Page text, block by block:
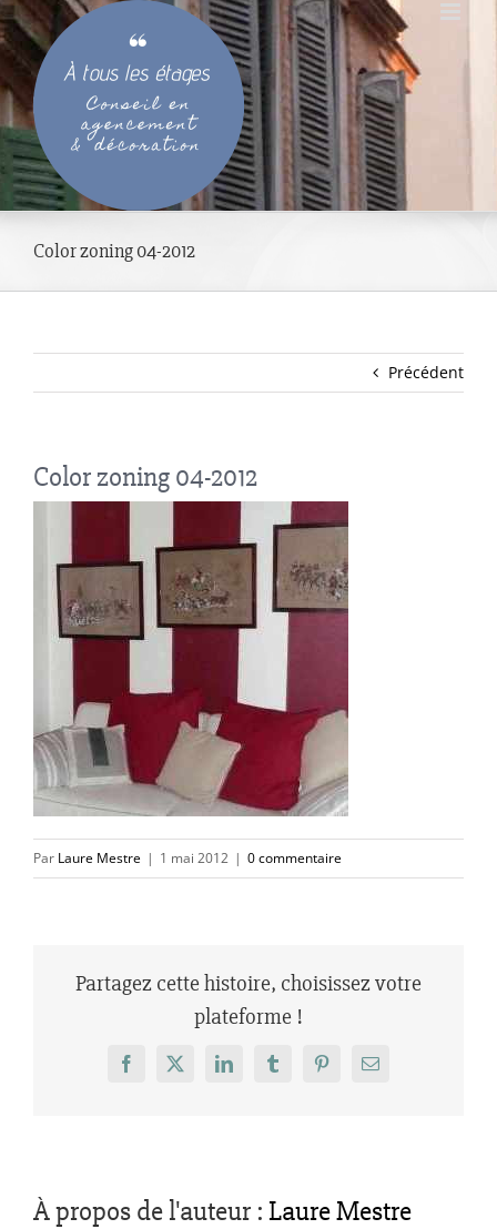
Passer
au
contenu
Color zoning 04-2012
Précédent
Color zoning 04-2012
Par Laure Mestre | 1 mai 2012 | 0 commentaire
Partagez cette histoire, choisissez votre
plateforme !
Facebook
X LinkedInTumblrPinterestEmail
À propos de l'auteur : Laure Mestre